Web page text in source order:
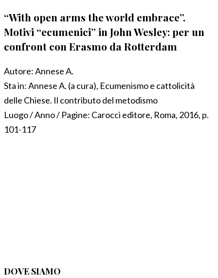
“With open arms the world embrace”.
Motivi “ecumenici” in John Wesley: per un
confront con Erasmo da Rotterdam
Autore:Annese A.
Sta in:Annese A. (a cura), Ecumenismo e cattolicità
delle Chiese. Il contributo del metodismo
Luogo / Anno / Pagine: Carocci editore, Roma, 2016, p.
101-117
DOVE SIAMO